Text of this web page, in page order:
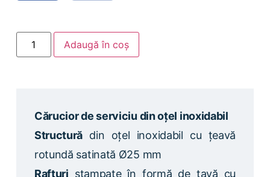
Adaugă în coș
Cărucior de serviciu din oțel inoxidabil
Structură din oțel inoxidabil cu țeavă
rotundă satinată Ø25 mm
Rafturi stampate în formă de tavă cu